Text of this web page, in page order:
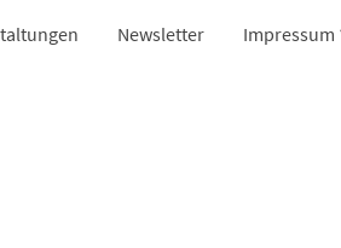
Newsletter Impressum